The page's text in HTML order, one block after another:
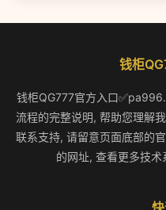
钱柜
钱柜QG777官方入口
流程的完整说明, 帮助您理解
联系支持, 请留意页面底部的
的网址, 查看更多技